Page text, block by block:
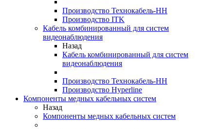
Производство Технокабель-НН
Производство ITK
Кабель комбинированный для систем
видеонаблюдения
Назад
Кабель комбинированный для систем
видеонаблюдения
Производство Технокабель-НН
Производство Hyperline
Компоненты медных кабельных систем
Назад
Компоненты медных кабельных систем